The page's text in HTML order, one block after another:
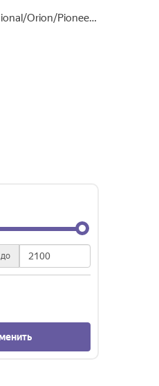
Supra/Econ/National/Orion/Pioneer/JVC
до